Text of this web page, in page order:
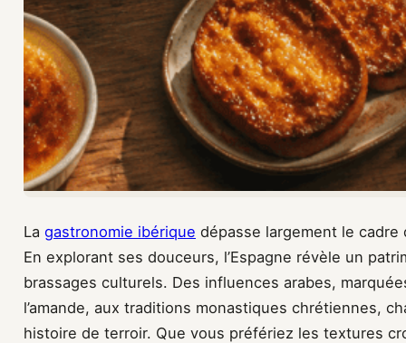
La gastronomie ibérique dépasse largement le
En explorant ses douceurs, l’Espagne révèle un
brassages culturels. Des influences arabes,
l’amande, aux traditions monastiques chrétiennes,
histoire de terroir. Que vous préfériez les textures